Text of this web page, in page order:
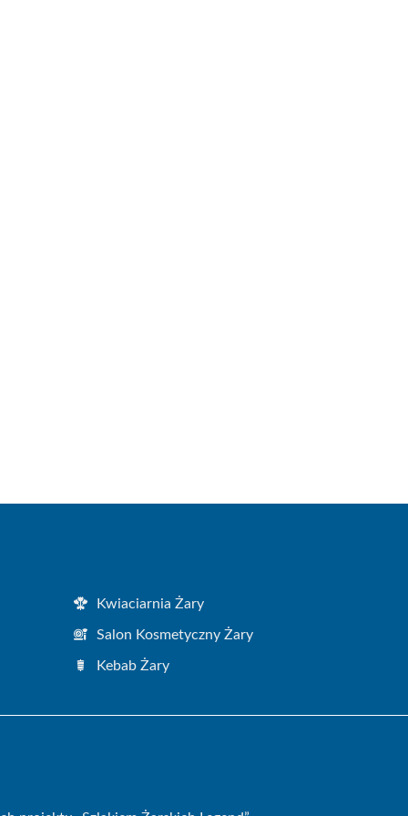
Kwiaciarnia Żary
Salon Kosmetyczny Żary
Kebab Żary